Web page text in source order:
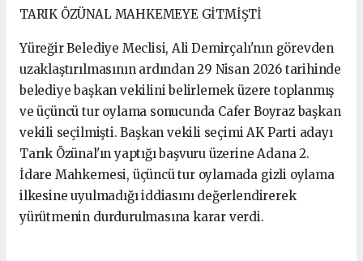
TARIK ÖZÜNAL MAHKEMEYE GİTMİŞTİ
Yüreğir Belediye Meclisi, Ali Demirçalı'nın görevden
uzaklaştırılmasının ardından 29 Nisan 2026 tarihinde
belediye başkan vekilini belirlemek üzere toplanmış
ve üçüncü tur oylama sonucunda Cafer Boyraz başkan
vekili seçilmişti. Başkan vekili seçimi AK Parti adayı
Tarık Özünal'ın yaptığı başvuru üzerine Adana 2.
İdare Mahkemesi, üçüncü tur oylamada gizli oylama
ilkesine uyulmadığı iddiasını değerlendirerek
yürütmenin durdurulmasına karar verdi.